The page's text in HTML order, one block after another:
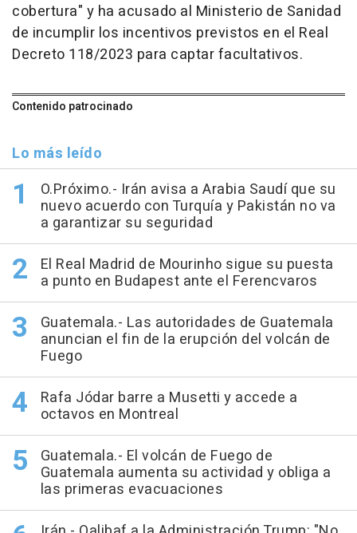
cobertura" y ha acusado al Ministerio de Sanidad
de incumplir los incentivos previstos en el Real
Decreto 118/2023 para captar facultativos.
Contenido patrocinado
Lo más leído
O.Próximo.- Irán avisa a Arabia Saudí que su
nuevo acuerdo con Turquía y Pakistán no va
a garantizar su seguridad
El Real Madrid de Mourinho sigue su puesta
a punto en Budapest ante el Ferencvaros
Guatemala.- Las autoridades de Guatemala
anuncian el fin de la erupción del volcán de
Fuego
Rafa Jódar barre a Musetti y accede a
octavos en Montreal
Guatemala.- El volcán de Fuego de
Guatemala aumenta su actividad y obliga a
las primeras evacuaciones